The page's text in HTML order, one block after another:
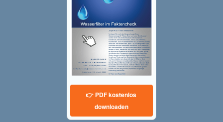
👉 PDF kostenlos
downloaden